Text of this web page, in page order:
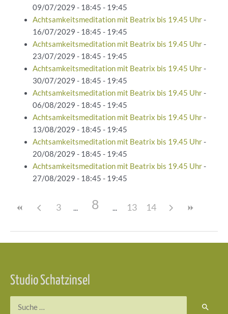
09/07/2029 - 18:45 - 19:45
Achtsamkeitsmeditation mit Beatrix bis 19.45 Uhr-
16/07/2029 - 18:45 - 19:45
Achtsamkeitsmeditation mit Beatrix bis 19.45 Uhr-
23/07/2029 - 18:45 - 19:45
Achtsamkeitsmeditation mit Beatrix bis 19.45 Uhr-
30/07/2029 - 18:45 - 19:45
Achtsamkeitsmeditation mit Beatrix bis 19.45 Uhr-
06/08/2029 - 18:45 - 19:45
Achtsamkeitsmeditation mit Beatrix bis 19.45 Uhr-
13/08/2029 - 18:45 - 19:45
Achtsamkeitsmeditation mit Beatrix bis 19.45 Uhr-
20/08/2029 - 18:45 - 19:45
Achtsamkeitsmeditation mit Beatrix bis 19.45 Uhr-
27/08/2029 - 18:45 - 19:45
3 8 13 14
Studio Schatzinsel